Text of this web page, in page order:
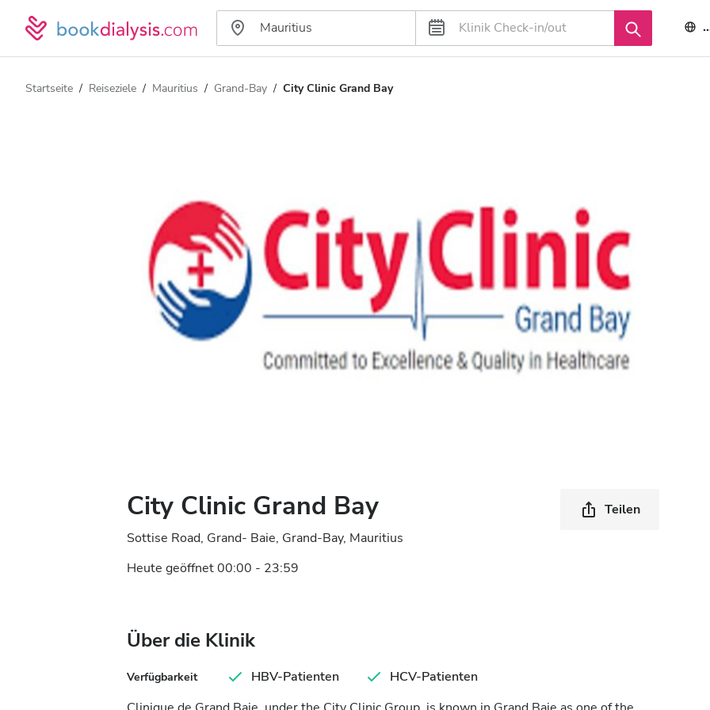
Startseite Reiseziele Mauritius Grand-Bay City Clinic Grand Bay
City Clinic Grand Bay
Sottise Road, Grand- Baie, Grand-Bay, Mauritius
Heute geöffnet 00:00 - 23:59
Teilen
Über die Klinik
Verfügbarkeit HBV-Patienten
HCV-Patienten